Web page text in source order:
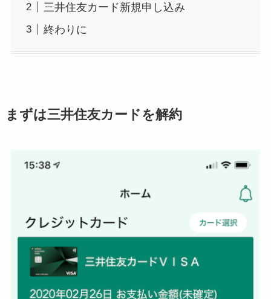
三井住友カード新規申し込み
終わりに
まずは三井住友カードを解約